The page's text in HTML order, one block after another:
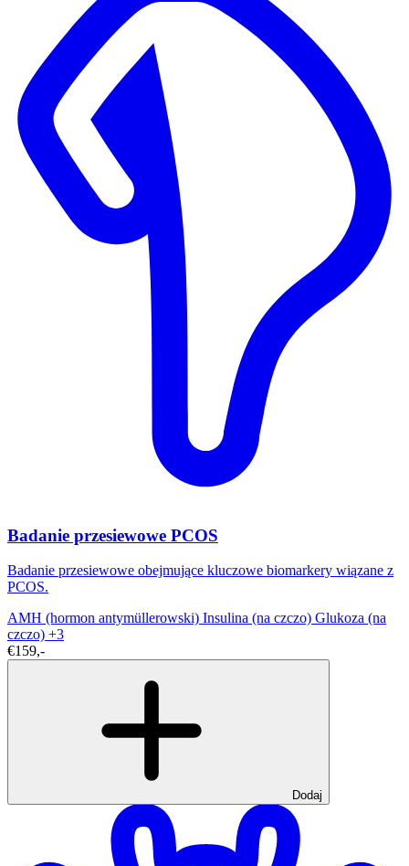
Badanie przesiewowe PCOS
Badanie przesiewowe obejmujące kluczowe biomarkery wiązane z
PCOS.
AMH (hormon antymüllerowski) Insulina (na czczo) Glukoza (na
czczo) +3
€159,-
Dodaj